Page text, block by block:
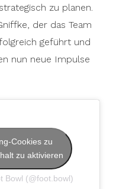
zu planen.
der das Team
geführt und
nun neue Impulse
Bowl (@foot.bowl)
Cookies zu
zu aktivieren